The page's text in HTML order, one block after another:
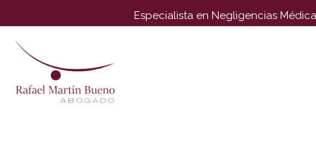
Especialista en Negligencias